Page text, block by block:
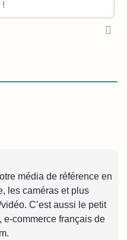
média de référence en
les caméras et plus
C’est aussi le petit
, e-commerce français de